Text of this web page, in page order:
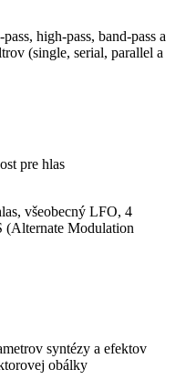
high-pass, band-pass a
(single, serial, parallel a
pre hlas
všeobecný LFO, 4
(Alternate Modulation
syntézy a efektov
obálky